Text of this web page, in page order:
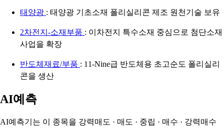
태양광 : 태양광 기초소재 폴리실리콘 제조 원천기술 보유
2차전지-소재부품 : 이차전지 특수소재 중심으로 첨단소재
사업을 확장
반도체재료/부품 : 11-Nine급 반도체용 초고순도 폴리실리
콘을 생산
AI예측
AI예측기는 이 종목을 강력매도 · 매도 · 중립 · 매수 · 강력매수